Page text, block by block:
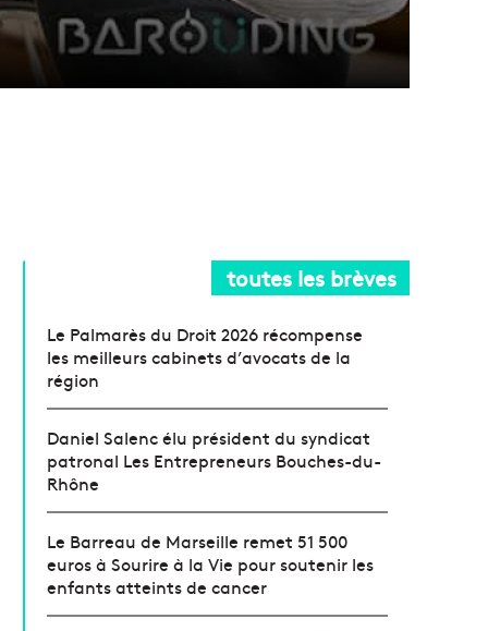
toutes les brèves
Le Palmarès du Droit 2026 récompense
les meilleurs cabinets d’avocats de la
région
Daniel Salenc élu président du syndicat
patronal Les Entrepreneurs Bouches-du-
Rhône
Le Barreau de Marseille remet 51 500
euros à Sourire à la Vie pour soutenir les
enfants atteints de cancer